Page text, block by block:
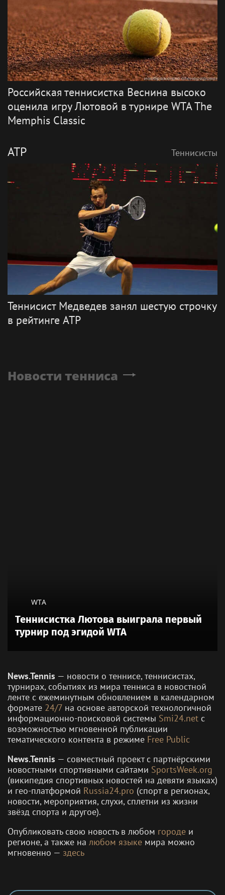
Российская теннисистка Веснина высоко
оценила игру Лютовой в турнире WTA The
Memphis Classic
ATP Теннисисты
Теннисист Медведев занял шестую строчку
в рейтинге ATP
Новости тенниса
WTA
Теннисистка Лютова выиграла первый
турнир под эгидой WTA
News.Tennis — новости о теннисе, теннисистах,
турнирах, событиях из мира тенниса в новостной
ленте с ежеминутным обновлением в календарном
формате 24/7 на основе авторской технологичной
информационно-поисковой системы Smi24.net с
возможностью мгновенной публикации
тематического контента в режиме Free Public
News.Tennis — совместный проект с партнёрскими
новостными спортивными сайтами SportsWeek.org
(википедия спортивных новостей на девяти языках)
и гео-платформой Russia24.pro (спорт в регионах,
новости, мероприятия, слухи, сплетни из жизни
звёзд спорта и другое).
Опубликовать свою новость в любом городе и
регионе, а также на любом языке мира можно
мгновенно — здесь